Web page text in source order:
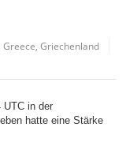
,Greece ,Griechenland
UTC in der
hatte eine Stärke